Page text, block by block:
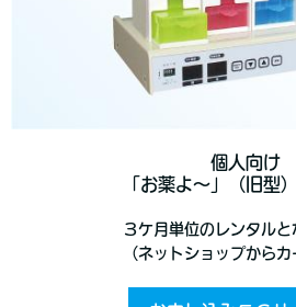
個人向け
「お薬よ～」（旧型
３ケ月単位のレンタルと
（ネットショップからカ